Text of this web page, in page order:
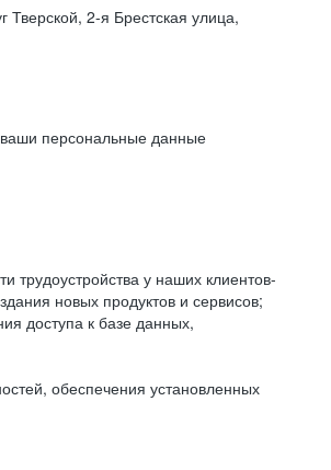
2-я Брестская улица,
персональные данные
трудоустройства у наших клиентов-
новых продуктов и сервисов;
доступа к базе данных,
обеспечения установленных